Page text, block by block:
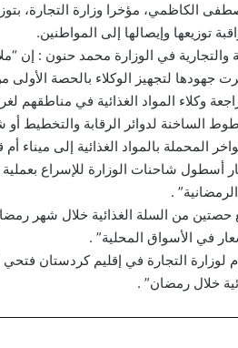
الكاظمي، مؤخرا وزارة التجارة،
توزيعها وإيصالها إلى المواطنين.
والتجارية في الوزارة محمد حنون : إن
جهودها لتجهيز الوكلاء بالحصة الأولى
وكلاء المواد الغذائية في
الساخنة لدوائر الرقابة والتخطيط أو
المحملة بالمواد الغذائية إلى
أسطول شاحنات الوزارة للإسراع
.
حصتين من السلة الغذائية خلال شهر
في الأسواق المحلية” .
لوزارة التجارة في إقليم كردستان فتحي
خلال رمضان” .